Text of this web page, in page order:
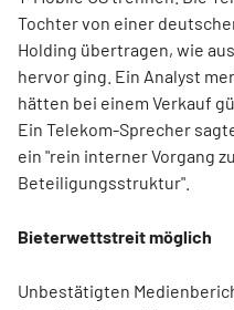
Tochter von einer
Holding übertragen, wie
hervor ging. Ein Analyst
hätten bei einem Verkauf
Ein Telekom-Sprecher
ein "rein interner Vorgang
Beteiligungsstruktur".
Bieterwettstreit möglich
Unbestätigten